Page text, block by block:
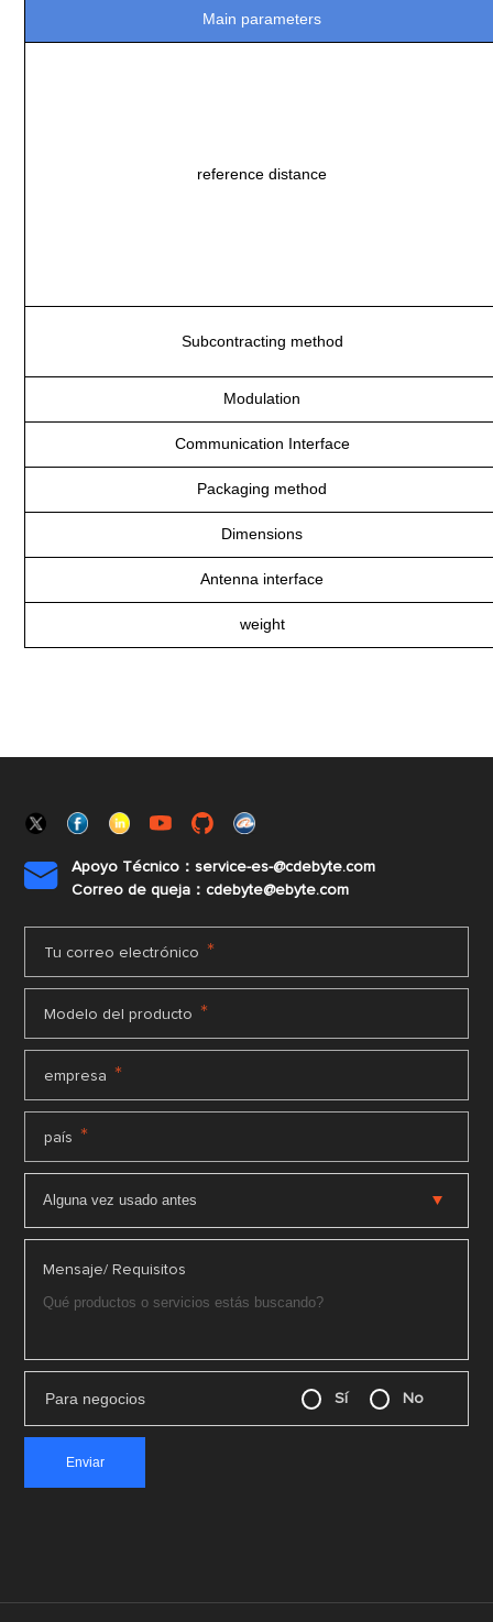
Main parameters
reference distance
Subcontracting method
Modulation
Communication Interface
Packaging method
Dimensions
Antenna interface
weight

Apoyo Técnico：service-es-@cdebyte.com
Correo de queja：cdebyte@ebyte.com
Tu correo electrónico *
Modelo del producto *
empresa *
país *
Mensaje/ Requisitos
Para negocios Sí No